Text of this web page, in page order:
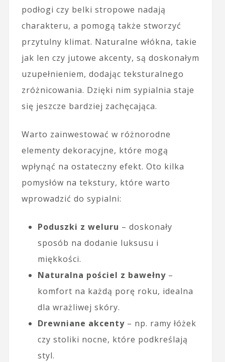
podłogi czy belki stropowe nadają
charakteru, a pomogą także stworzyć
przytulny klimat. Naturalne włókna, takie
jak len czy jutowe akcenty, są doskonałym
uzupełnieniem, dodając teksturalnego
zróżnicowania. Dzięki nim sypialnia staje
się jeszcze bardziej zachęcająca.
Warto zainwestować w różnorodne
elementy dekoracyjne, które mogą
wpłynąć na ostateczny efekt. Oto kilka
pomysłów na tekstury, które warto
wprowadzić do sypialni:
Poduszki z weluru – doskonały
sposób na dodanie luksusu i
miękkości.
Naturalna pościel z bawełny–
komfort na każdą porę roku, idealna
dla wrażliwej skóry.
Drewniane akcenty– np. ramy łóżek
czy stoliki nocne, które podkreślają
styl.